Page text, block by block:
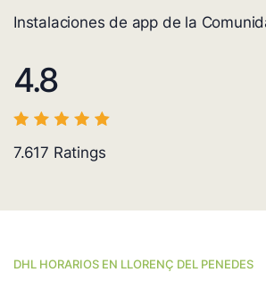
Instalaciones de app de la
4.8
7.617 Ratings
DHL HORARIOS EN LLORENÇ DEL PENEDES